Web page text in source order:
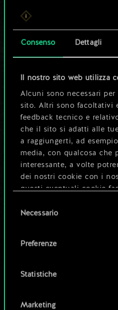
Consenso Dettagli
Il nostro sito web utilizza
Alcuni sono necessari
sito. Altri sono facoltativi
feedback tecnico e
che il sito si adatti alle
a raggiungerti, ad
media, con qualcosa che
interessante, a volte
dei nostri cookie con i
questi eventuali cookie
Tutti i dettagli su come
disponibili nel menu
delNecessario
Preferenze
Statistiche
Marketing
Per ora,
set di
Ma può
molto
Dai un nome al
guida
Modifica
Esplora i mazzi